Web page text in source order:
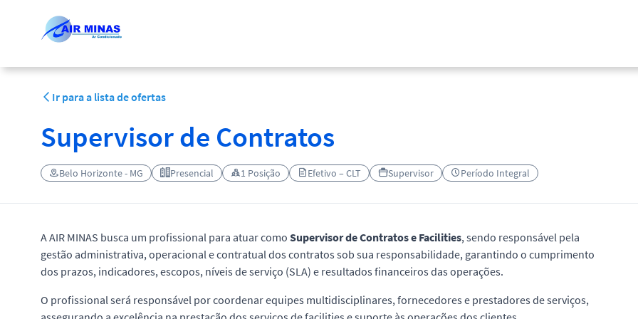
Ir para a lista de ofertas
Supervisor de Contratos
Belo Horizonte - MG Presencial 1 Posição Efetivo – CLT Supervisor Período Integral
A AIR MINAS busca um profissional para atuar como Supervisor de Contratos e Facilities, sendo responsável pela
gestão administrativa, operacional e contratual dos contratos sob sua responsabilidade, garantindo o cumprimento
dos prazos, indicadores, escopos, níveis de serviço (SLA) e resultados financeiros das operações.
O profissional será responsável por coordenar equipes multidisciplinares, fornecedores e prestadores de serviços,